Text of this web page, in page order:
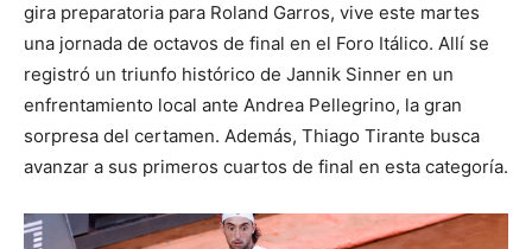
gira preparatoria para Roland Garros, vive este martes
una jornada de octavos de final en el Foro Itálico. Allí se
registró un triunfo histórico de Jannik Sinner en un
enfrentamiento local ante Andrea Pellegrino, la gran
sorpresa del certamen. Además, Thiago Tirante busca
avanzar a sus primeros cuartos de final en esta categoría.